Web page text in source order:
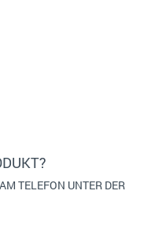
TELEFON UNTER DER